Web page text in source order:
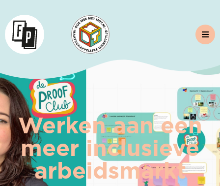
Werken aan een
meer inclusieve
arbeidsmarkt